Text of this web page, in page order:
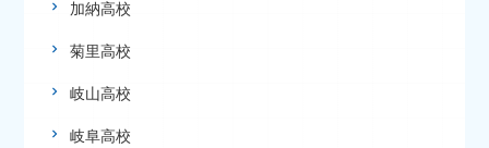
加納高校
菊里高校
岐山高校
岐阜高校